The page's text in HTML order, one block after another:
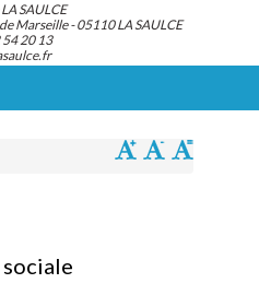
SAULCE
Marseille - 05110 LA SAULCE
54 20 13